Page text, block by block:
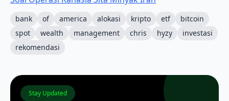
bank of america alokasi kripto etf
bitcoin
spot
wealth management chris hyzy
investasi
rekomendasi
Stay Updated